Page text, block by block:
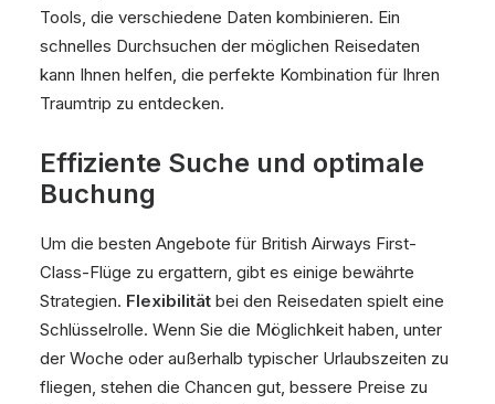
Tools, die verschiedene Daten kombinieren. Ein
schnelles Durchsuchen der möglichen Reisedaten
kann Ihnen helfen, die perfekte Kombination für Ihren
Traumtrip zu entdecken.
Effiziente Suche und optimale
Buchung
Um die besten Angebote für British Airways First-
Class-Flüge zu ergattern, gibt es einige bewährte
Strategien. Flexibilität bei den Reisedaten spielt eine
Schlüsselrolle. Wenn Sie die Möglichkeit haben, unter
der Woche oder außerhalb typischer Urlaubszeiten zu
fliegen, stehen die Chancen gut, bessere Preise zu